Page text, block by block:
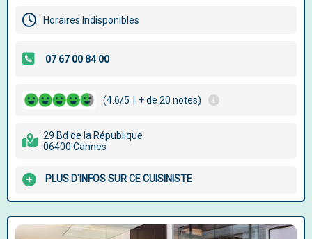
Horaires Indisponibles
(4.6/5 + de 20 notes)
29 Bd de la République
06400 Cannes
PLUS D'INFOS SUR CE CUISINISTE